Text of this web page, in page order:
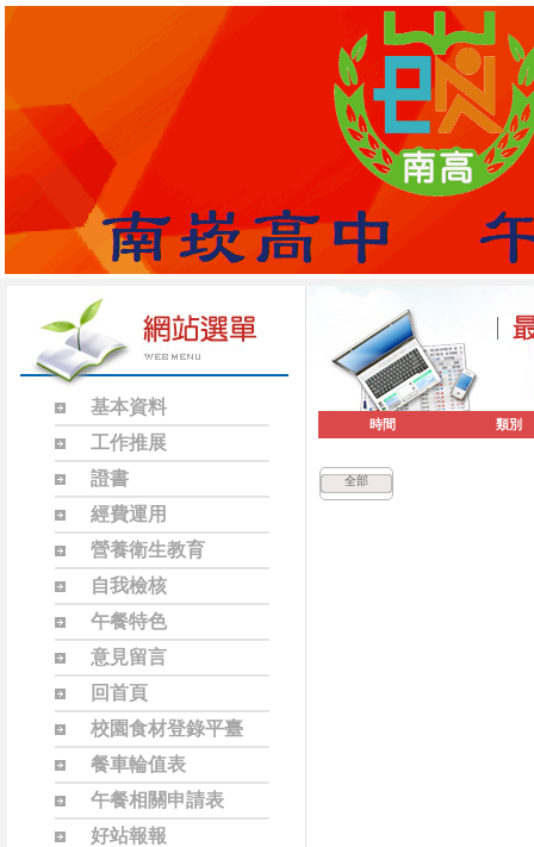
基本資料
工作推展
證書
經費運用
營養衛生教育
自我檢核
午餐特色
意見留言
回首頁
校園食材登錄平臺
餐車輪值表
午餐相關申請表
好站報報
時間 類別
全部